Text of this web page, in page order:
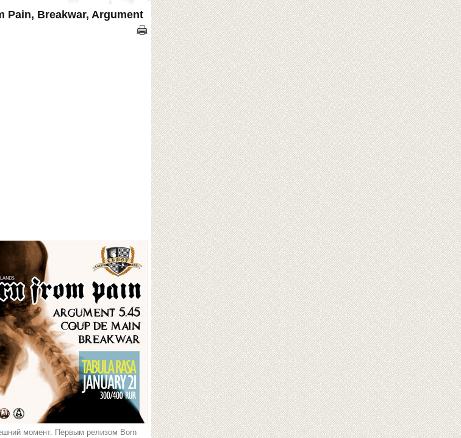
Pain, Breakwar, Argument
момент. Первым релизом Born